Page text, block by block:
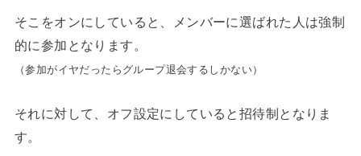
そこをオンにしていると、メンバーに選ばれた人は強制
的に参加となります。
（参加がイヤだったらグループ退会するしかない）
それに対して、オフ設定にしていると招待制となりま
す。